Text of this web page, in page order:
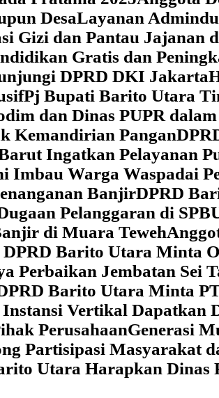
DesaLayanan
Gizi dan Pantau Jajanan
Gratis dan
DPRD DKI Jakarta
Pj Bupati Barito Utara
dan Dinas PUPR
Kemandirian Pangan
Ingatkan Pelayanan
Warga Waspadai
BanjirDPRD
Pelanggaran di
di Muara Teweh
Barito Utara Minta
Perbaikan Jembatan Sei
Barito Utara Minta
Vertikal Dapatkan
PerusahaanGenerasi
Partisipasi Masyarakat
Utara Harapkan Dinas